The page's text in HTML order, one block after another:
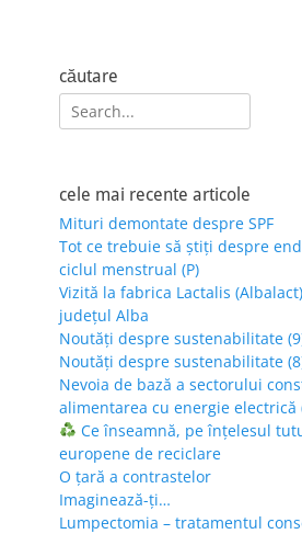
căutare
Search
for:
cele mai recente articole
Mituri demontate despre SPF
Tot ce trebuie să știți despre
ciclul menstrual (P)
Vizită la fabrica Lactalis
județul Alba
Noutăți despre sustenabilitate
Noutăți despre sustenabilitate
Nevoia de bază a sectorului
alimentarea cu energie electrică
Ce înseamnă, pe înțelesul
europene de reciclare
O țară a contrastelor
Imaginează-ți…
Lumpectomia – tratamentul